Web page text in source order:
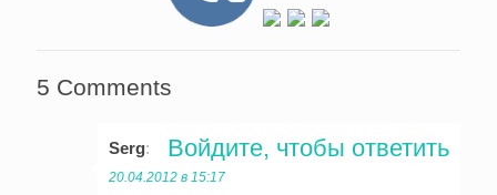
5 Comments
Serg:
20.04.2012 в 15:17
Войдите, чтобы ответить